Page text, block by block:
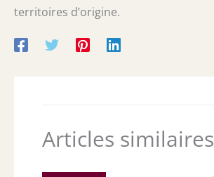
territoires d’origine.
Articles similaires